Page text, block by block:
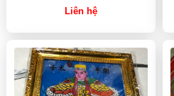
Liên hệ